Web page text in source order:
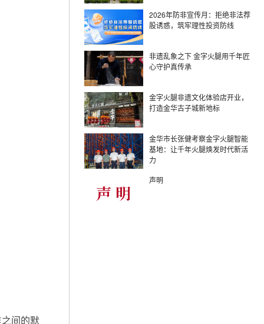
留香火腿2.75kg
旗下产业
2026年防非宣传月：拒绝非法荐
股诱惑，筑牢理性投资防线
非遗乱象之下 金字火腿用千年匠
心守护真传承
金字火腿非遗文化体验店开业，
打造金华古子城新地标
金华市长张健考察金字火腿智能
基地：让千年火腿焕发时代新活
力
声明
间的默